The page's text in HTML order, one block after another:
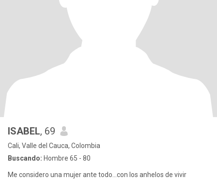
ISABEL, 69
Cali, Valle del Cauca, Colombia
Buscando: Hombre 65 - 80
Me considero una mujer ante todo...con los anhelos de vivir